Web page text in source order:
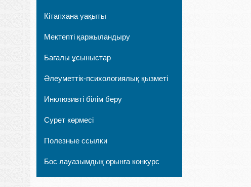
Кітапхана уақыты
Мектепті қаржыландыру
Бағалы ұсыныстар
Әлеуметтік-психологиялық қызметі
Инклюзивті білім беру
Сурет көрмесі
Полезные ссылки
Бос лауазымдық орынға конкурс